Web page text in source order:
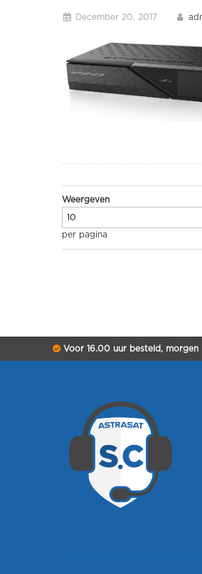
December 20, 2017
Weergeven
per pagina
Voor 16.00 uur besteld, morgen